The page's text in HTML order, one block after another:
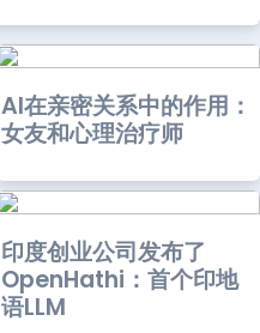
AI在亲密关系中的作用：
女友和心理治疗师
印度创业公司发布了
OpenHathi：首个印地
语LLM